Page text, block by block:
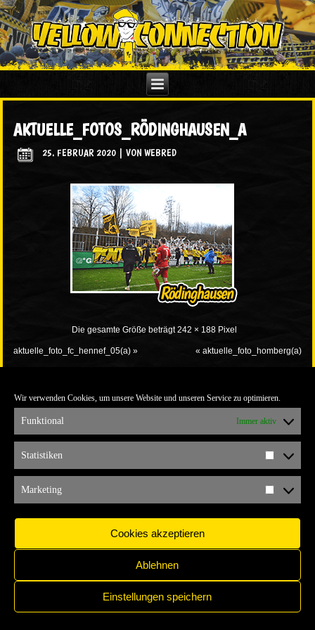
Wir verwenden Cookies, um unsere Website und unseren Service zu optimieren.
Funktional Immer aktiv
Statistiken
Marketing
Cookies akzeptieren
Ablehnen
Einstellungen speichern
AKTUELLE_FOTOS_RÖDINGHAUSEN_A
25. FEBRUAR 2020 |VON WEBRED
Die gesamte Größe beträgt242 × 188Pixel
aktuelle_foto_fc_hennef_05(a) » « aktuelle_foto_homberg(a)